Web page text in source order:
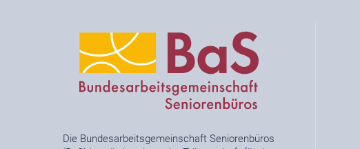
Die Bundesarbeitsgemeinschaft Seniorenbüros